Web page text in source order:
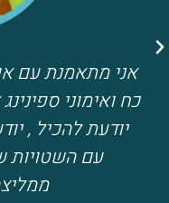
אני מתאמנת עם
כח ואימוני
יודעת להכיל ,
עם השטויות